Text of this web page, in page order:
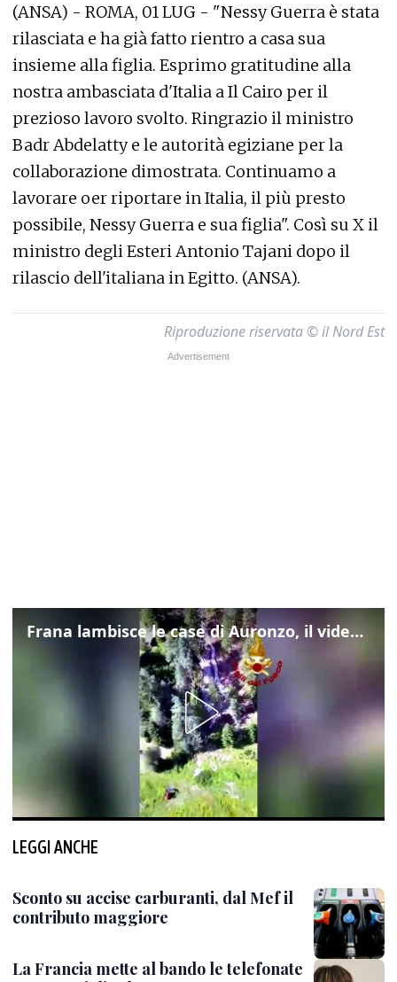
(ANSA) - ROMA, 01 LUG - "Nessy Guerra è stata
rilasciata e ha già fatto rientro a casa sua
insieme alla figlia. Esprimo gratitudine alla
nostra ambasciata d'Italia a Il Cairo per il
prezioso lavoro svolto. Ringrazio il ministro
Badr Abdelatty e le autorità egiziane per la
collaborazione dimostrata. Continuamo a
lavorare oer riportare in Italia, il più presto
possibile, Nessy Guerra e sua figlia". Così su X il
ministro degli Esteri Antonio Tajani dopo il
rilascio dell'italiana in Egitto. (ANSA).
Riproduzione riservata © il Nord Est
Frana lambisce le case di Auronzo, il video dall'elicottero dei vigili del fuoco
LEGGI ANCHE
Sconto su accise carburanti, dal Mef il
contributo maggiore
La Francia mette al bando le telefonate